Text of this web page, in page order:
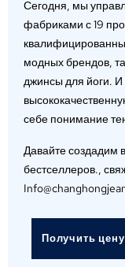
Сегодня, мы
фабриками с 19
модных брендов,
джинсы для йоги. И
себе понимание
Давайте
бестселлеров.,
Получить цену